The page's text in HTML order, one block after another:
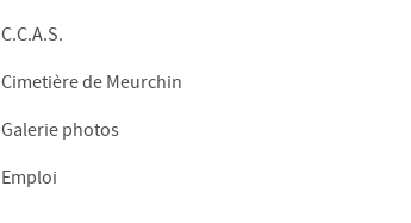
C.C.A.S.
Cimetière de Meurchin
Galerie photos
Emploi